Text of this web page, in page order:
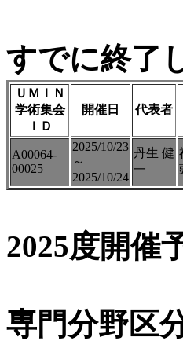
すでに終了
ＵＭＩＮ
学術集会
ＩＤ
開催日 代表者
A00064-
00025
2025/10/23
～
2025/10/24
丹生 健
一
2025度開催
専門分野区